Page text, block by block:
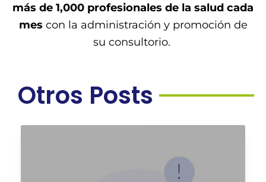
más de 1,000 profesionales de la salud cada
mes con la administración y promoción de
su consultorio.
Otros Posts